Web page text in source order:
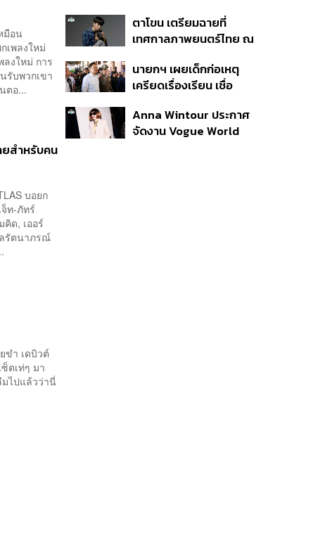
มือน
เพลงใหม่
ลงใหม่ การ
รับพวกเขา
ตอ...
ยสำหรับคน
บอยก
ท-ภัทร์
ด, เออร์
รัตนาภรณ์
ขำ เดบิวต์
ตเท่ๆ มา
ไปแล้วว่านี่
แรก หนุนรายได้ครึ่งปีทะลุ
3.2 แสนล้าน
ตาโขน เตรียมฉายที่
เทศกาลภาพยนตร์ไทย ณ
นายกฯ เผยเด็กก่อเหตุ
เครียดเรื่องเรียน เชื่อ
กระสุนอีกกว่า 30 นัด หาก
ไม่จบชีวิตตัวเองอาจสูญ
Anna Wintour ประกาศ
จัดงาน Vogue World